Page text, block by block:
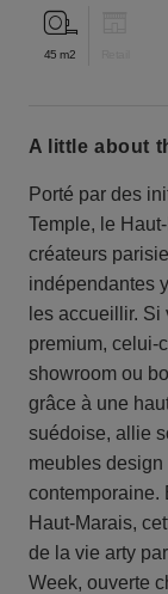
45 m2
a little about
Porté par des
Temple, le
créateurs
indépendantes
les accueillir. Si
premium, celui-
showroom ou
grâce à une
suédoise, allie
meubles
contemporaine.
Haut-Marais,
de la vie arty
Week, ouverte